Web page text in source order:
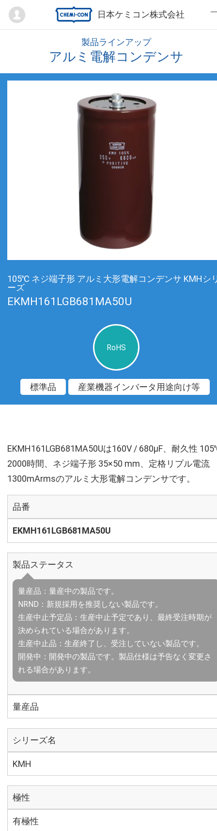
日本ケミコン株式会社
Mypage
製品ラインアップ
アルミ電解コンデンサ
105℃ ネジ端子形 アルミ大形電解コンデンサ KMHシ
ーズ
EKMH161LGB681MA50U
RoHS
標準品 産業機器インバータ用途向け等
EKMH161LGB681MA50Uは160V / 680µF、耐久性
2000時間、ネジ端子形 35×50 mm、定格リプル電流
1300mArmsのアルミ大形電解コンデンサです。
品番
EKMH161LGB681MA50U
製品ステータス
量産品：量産中の製品です。
NRND：新規採用を推奨しない製品です。
生産中止予定品：生産中止予定であり、最終受注時期が
決められている場合があります。
生産中止品：生産終了し、受注していない製品です。
開発中：開発中の製品です。製品仕様は予告なく変更さ
れる場合があります。
量産品
シリーズ名
KMH
極性
有極性